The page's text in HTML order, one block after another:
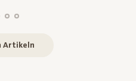
Artikeln